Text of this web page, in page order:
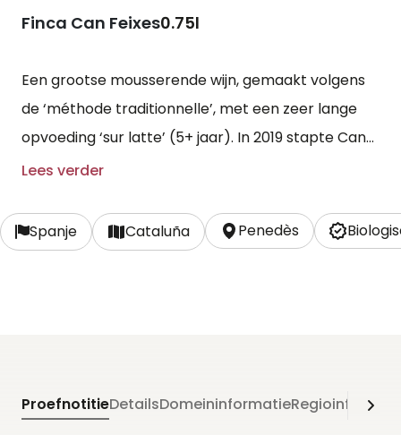
Finca Can Feixes0.75l
Een grootse mousserende wijn, gemaakt volgens
de ‘méthode traditionnelle’, met een zeer lange
opvoeding ‘sur latte’ (5+ jaar). In 2019 stapte Can
Feixes samen met nog enkele andere
de herkomstbenaming 'Cava' waren lang niet
streng genoeg om recht te doen aan de
hier de strengste regelgeving voor mousserende
Spaanse wijn, waardoor de hoge kwaliteit is
Lees verder
Spanje Cataluña Penedès
ProefnotitieDetailsDomeininformatie